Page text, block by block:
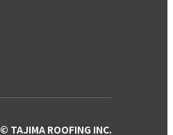
© TAJIMA ROOFING INC.